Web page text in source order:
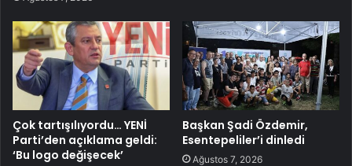
Çok tartışılıyordu… YENİ
Parti’den açıklama geldi:
‘Bu logo değişecek’
Başkan Şadi Özdemir,
Esentepeliler’i dinledi
Ağustos 7, 2026